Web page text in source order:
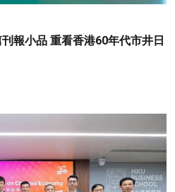
報小品 重看香港60年代市井日